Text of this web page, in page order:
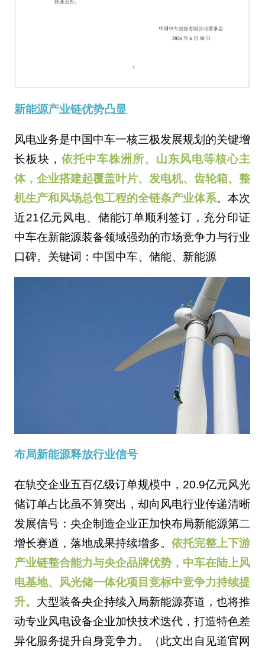
新能源产业链优势凸显
风电业务是中国中车一核三极发展规划的关键增
长板块， 依托中车株洲所、山东风电等核心主
体，企业搭建起覆盖叶片、发电机、齿轮箱、整
机生产和风场总包工程的全链条产业体系。本次
近21亿元风电、储能订单顺利签订，充分印证
中车在新能源装备领域强劲的市场竞争力与行业
口碑。 关键词：中国中车、储能、新能源
布局新能源释放行业信号
在轨交企业五百亿级订单规模中，20.9亿元风光
储订单占比虽不算突出，却向风电行业传递清晰
发展信号：央企制造企业正加快布局新能源第二
增长赛道，落地成果持续增多。 依托完整上下游
产业链整合能力与央企品牌优势，中车在陆上风
电基地、风光储一体化项目竞标中竞争力持续提
升。 大型装备央企持续入局新能源赛道，也将推
动专业风电设备企业加快技术迭代，打造特色差
异化服务提升自身竞争力。（此文出自见道官网